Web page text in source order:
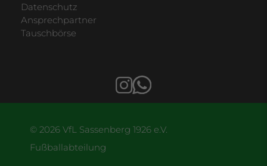
Datenschutz
Ansprechpartner
Tauschbörse
© 2026 VfL Sassenberg 1926 e.V.
Fußballabteilung